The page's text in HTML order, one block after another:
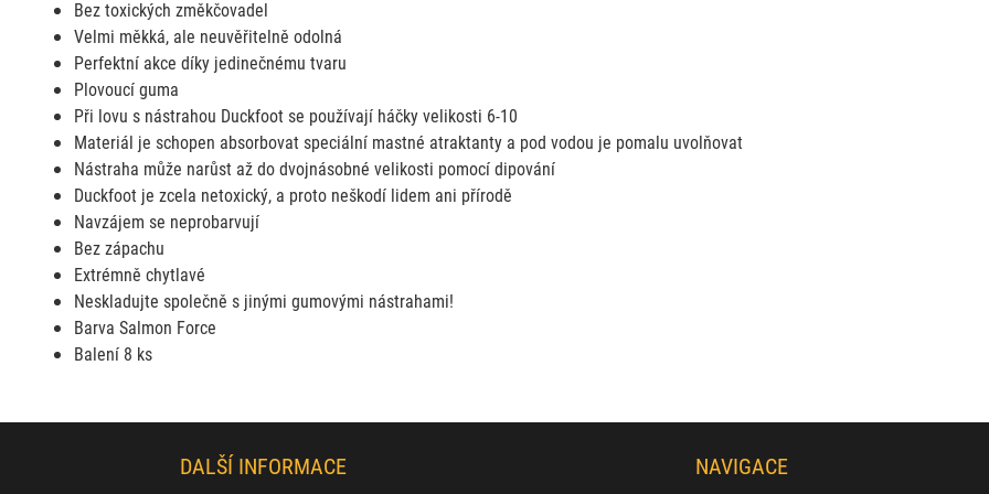
Bez toxických změkčovadel
Velmi měkká, ale neuvěřitelně odolná
Perfektní akce díky jedinečnému tvaru
Plovoucí guma
Při lovu s nástrahou Duckfoot se používají háčky velikosti 6-10
Materiál je schopen absorbovat speciální mastné atraktanty a pod vodou je pomalu uvolňovat
Nástraha může narůst až do dvojnásobné velikosti pomocí dipování
Duckfoot je zcela netoxický, a proto neškodí lidem ani přírodě
Navzájem se neprobarvují
Bez zápachu
Extrémně chytlavé
Neskladujte společně s jinými gumovými nástrahami!
Barva Salmon Force
Balení 8 ks
DALŠÍ INFORMACE NAVIGACE